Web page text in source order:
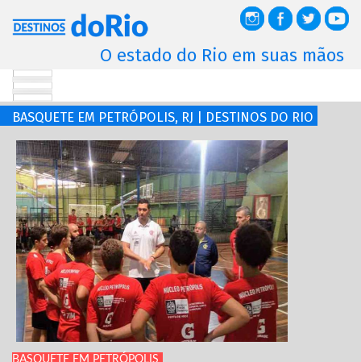
O estado do Rio em suas mãos
BASQUETE EM PETRÓPOLIS, RJ | DESTINOS DO RIO
BASQUETE EM PETRÓPOLIS